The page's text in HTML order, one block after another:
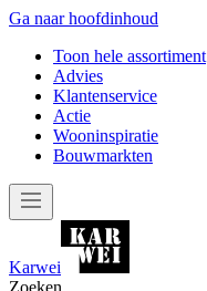
Ga naar hoofdinhoud
Toon hele assortiment
Advies
Klantenservice
Actie
Wooninspiratie
Bouwmarkten
Karwei
Zoeken